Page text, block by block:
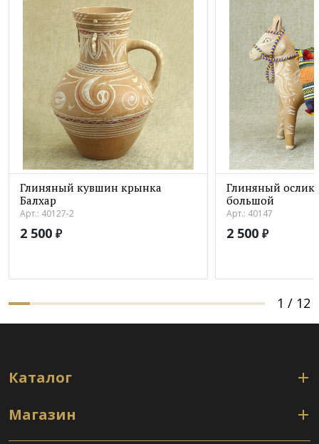
Глиняный кувшин крынка
Балхар
Арт.: 40127-2
2 500 ₽
Глиняный ослик
большой
Арт.: 40147
2 500 ₽
1 / 12
Каталог
Магазин